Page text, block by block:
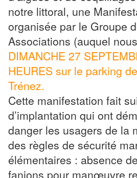
notre littoral, une
organisée par le Groupe
Associations (auquel
DIMANCHE 27
HEURES sur le parking
Trénez.
Cette manifestation fait
d’implantation qui ont
danger les usagers de la
des règles de sécurité
élémentaires : absence
fanions pour manœuvre